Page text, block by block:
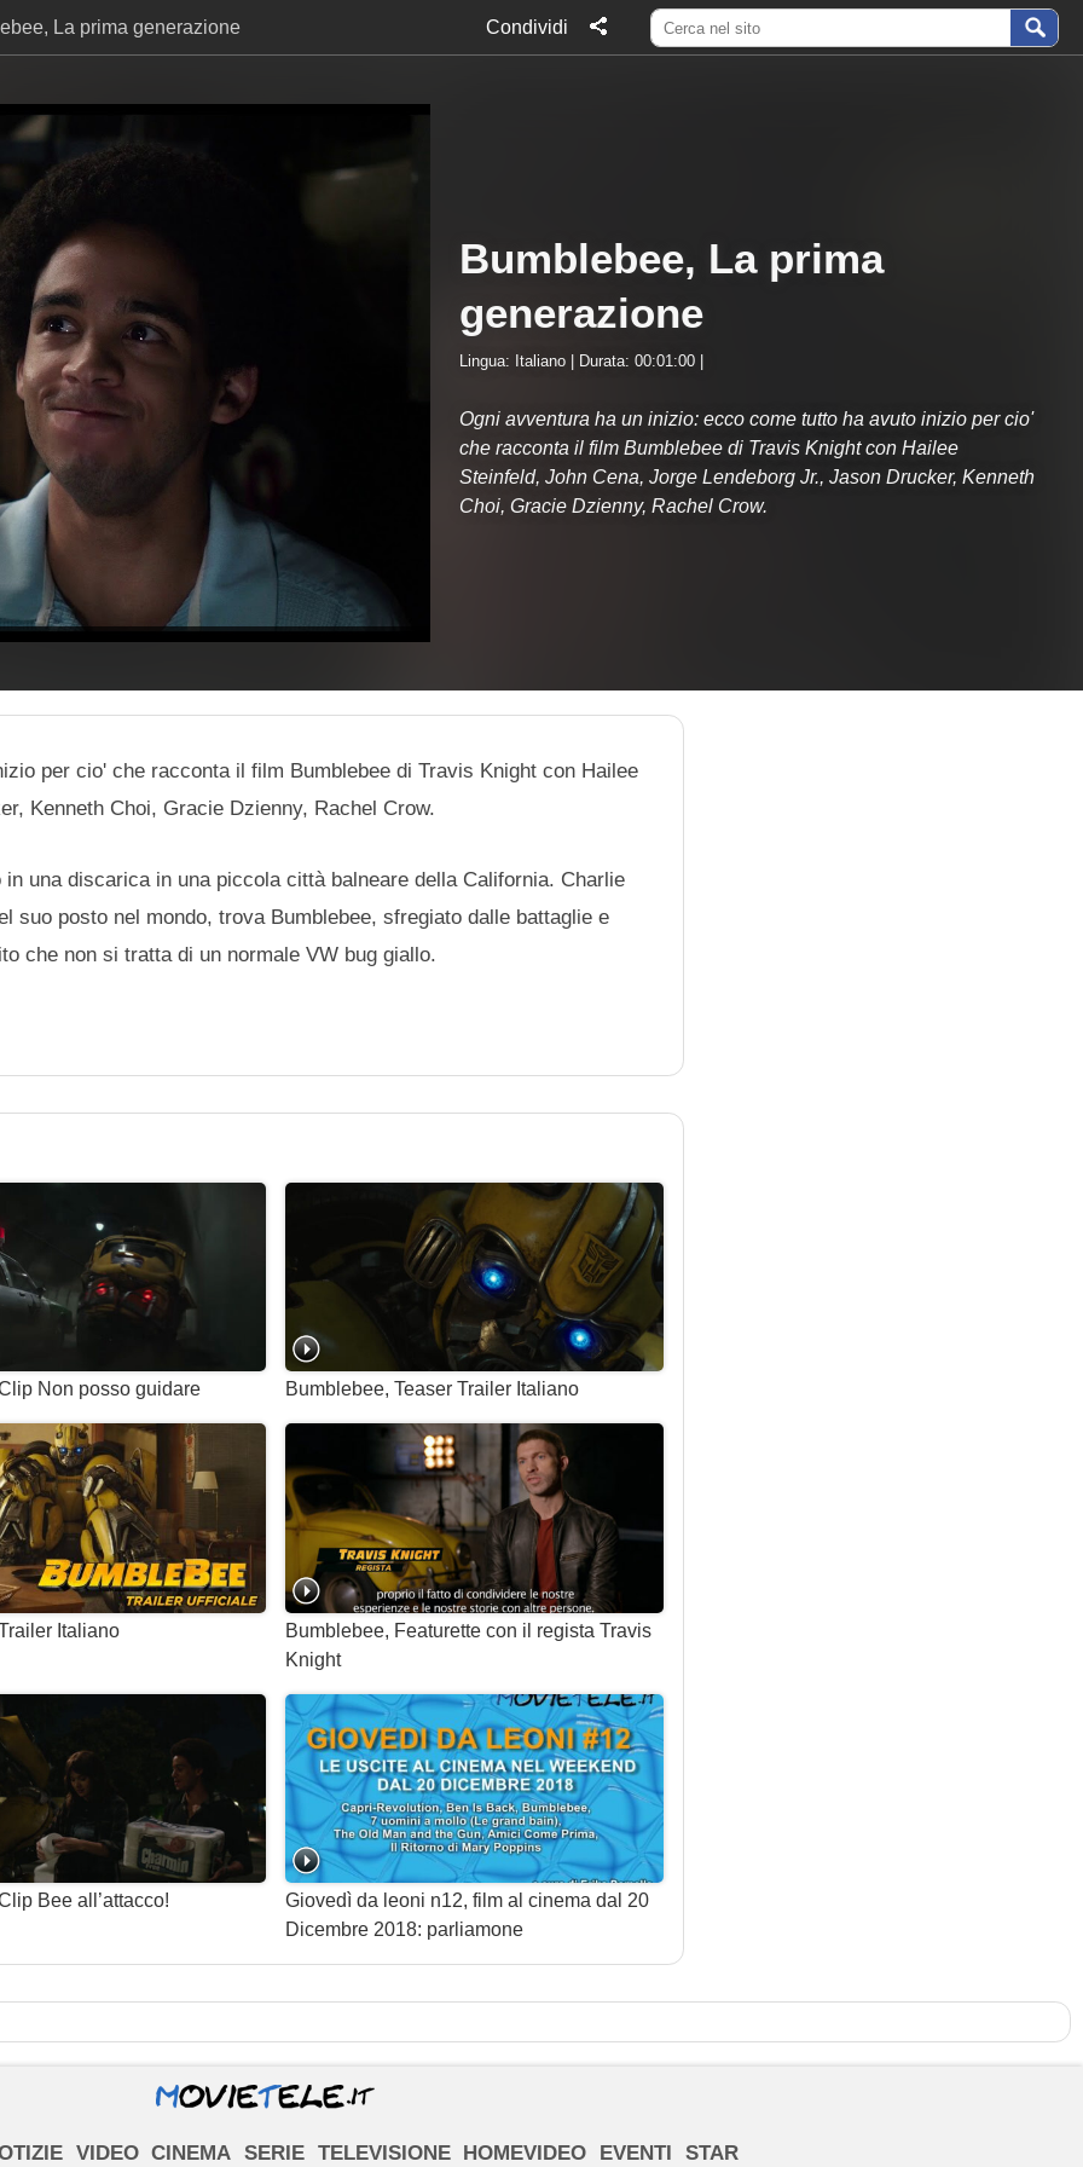
La prima generazione Condividi
Bumblebee, La prima
generazione
Lingua: Italiano | Durata: 00:01:00 |
Ogni avventura ha un inizio: ecco come tutto ha avuto inizio per cio'
che racconta il film Bumblebee di Travis Knight con Hailee
Steinfeld, John Cena, Jorge Lendeborg Jr., Jason Drucker, Kenneth
Choi, Gracie Dzienny, Rachel Crow.
per cio' che racconta il film Bumblebee di Travis Knight con Hailee
Kenneth Choi, Gracie Dzienny, Rachel Crow.
una discarica in una piccola città balneare della California. Charlie
suo posto nel mondo, trova Bumblebee, sfregiato dalle battaglie e
che non si tratta di un normale VW bug giallo.
Non posso guidare Bumblebee, Teaser Trailer Italiano
Italiano
Bumblebee, Featurette con il regista Travis
Knight
Bee all’attacco!
Giovedì da leoni n12, film al cinema dal 20
Dicembre 2018: parliamone
VIDEO CINEMA SERIE TELEVISIONE HOMEVIDEO EVENTI STAR